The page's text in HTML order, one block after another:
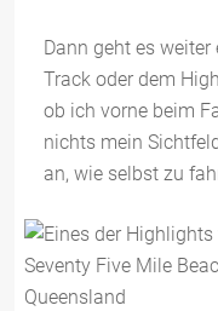
Dann geht es
Track oder dem
ob ich vorne beim
nichts mein
an, wie selbst zu